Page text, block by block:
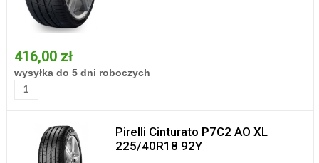
416,00 zł
wysyłka do 5 dni roboczych
Pirelli Cinturato P7C2 AO XL
225/40R18 92Y